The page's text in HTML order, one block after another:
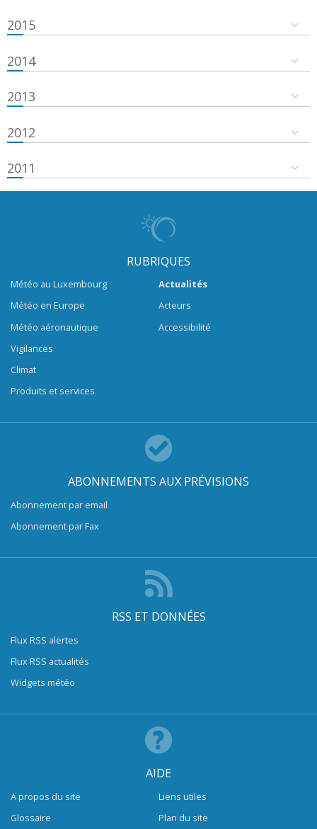
2015
2014
2013
2012
2011
RUBRIQUES
Météo au Luxembourg
Météo en Europe
Météo aéronautique
Vigilances
Climat
Produits et services
Actualités
Acteurs
Accessibilité
ABONNEMENTS AUX PRÉVISIONS
Abonnement par email
Abonnement par Fax
RSS ET DONNÉES
Flux RSS alertes
Flux RSS actualités
Widgets météo
AIDE
A propos du site
Glossaire
Liens utiles
Plan du site